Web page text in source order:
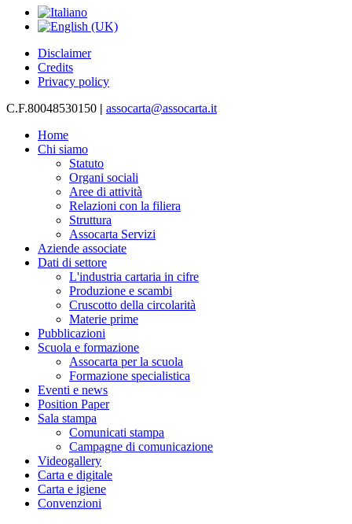
Disclaimer
Credits
Privacy policy
C.F.80048530150 | assocarta@assocarta.it
Home
Chi siamo
Statuto
Organi sociali
Aree di attività
Relazioni con la filiera
Struttura
Assocarta Servizi
Aziende associate
Dati di settore
L'industria cartaria in cifre
Produzione e scambi
Cruscotto della circolarità
Materie prime
Pubblicazioni
Scuola e formazione
Assocarta per la scuola
Formazione specialistica
Eventi e news
Position Paper
Sala stampa
Comunicati stampa
Campagne di comunicazione
Videogallery
Carta e digitale
Carta e igiene
Convenzioni